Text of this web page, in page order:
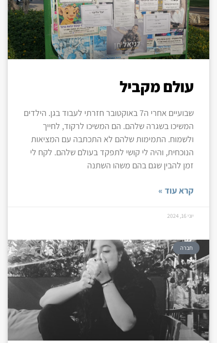
עולם מקביל
שבועיים אחרי ה7 באוקטובר חזרתי לעבוד בגן. הילדים
המשיכו בשגרה שלהם. הם המשיכו לרקוד, לחייך
ולשמוח. התמימות שלהם לא התכתבה עם המציאות
הנוכחית, והיה לי קושי לתפקד בעולם שלהם. לקח לי
זמן להבין שגם בהם משהו השתנה
קרא עוד »
יוני 16, 2024
חברה